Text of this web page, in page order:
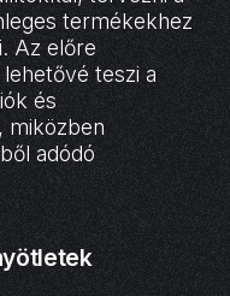
termékekhez
Az előre
teszi a
és
miközben
adódó